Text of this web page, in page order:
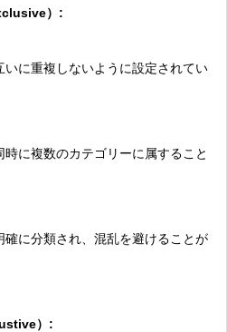
）:
に重複しないように設定されてい
に複数のカテゴリーに属すること
確に分類され、混乱を避けることが
）: